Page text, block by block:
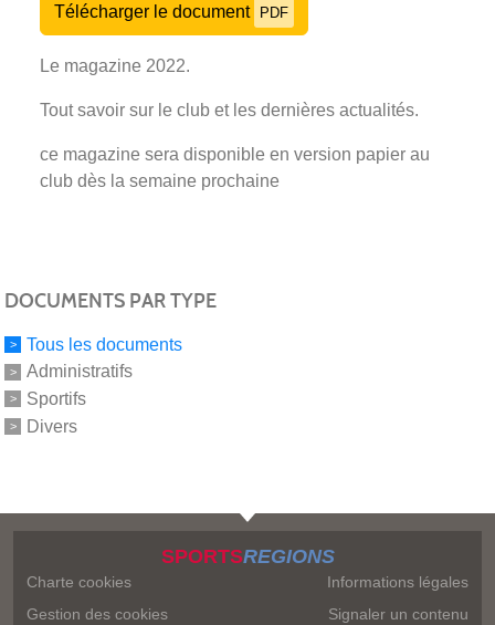
Télécharger le document PDF
Le magazine 2022.
Tout savoir sur le club et les dernières actualités.
ce magazine sera disponible en version papier au
club dès la semaine prochaine
DOCUMENTS PAR TYPE
Tous les documents
Administratifs
Sportifs
Divers
SPORTSREGIONS
Charte cookies
Gestion des cookies
Informations légales
Signaler un contenu